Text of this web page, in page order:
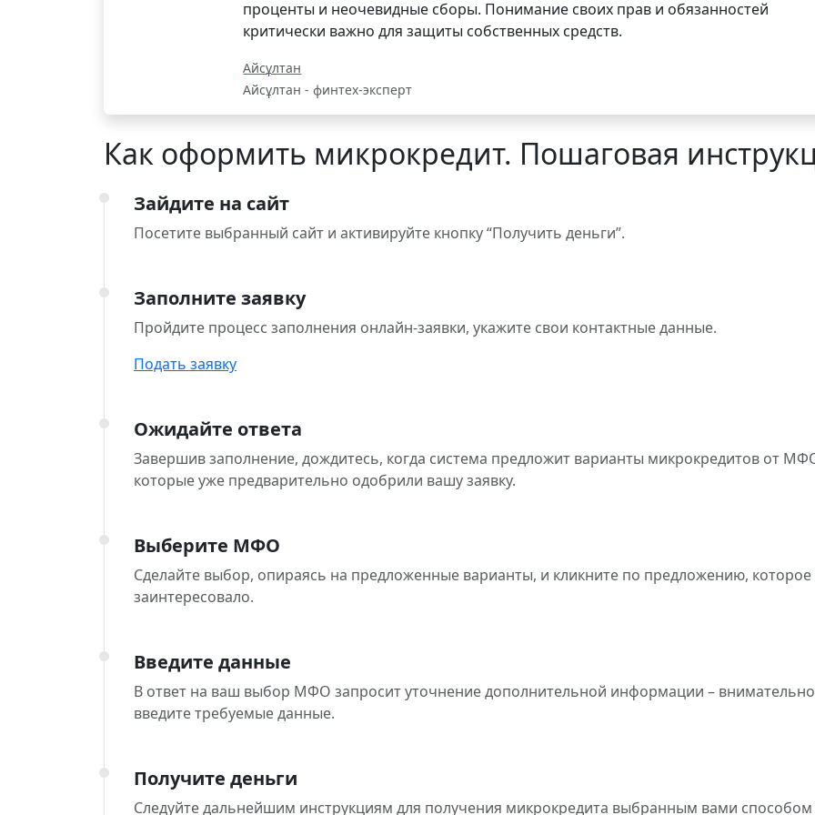
проценты и неочевидные сборы. Понимание своих прав и обязанностей
критически важно для защиты собственных средств.
Айсұлтан
Айсұлтан - финтех-эксперт
Как оформить микрокредит. Пошаговая
Зайдите на сайт
Посетите выбранный сайт и активируйте кнопку “Получить деньги”.
Заполните заявку
Пройдите процесс заполнения онлайн-заявки, укажите свои контактные данные.
Подать заявку
Ожидайте ответа
Завершив заполнение, дождитесь, когда система предложит варианты микрокредитов от
которые уже предварительно одобрили вашу заявку.
Выберите МФО
Сделайте выбор, опираясь на предложенные варианты, и кликните по предложению, которое
заинтересовало.
Введите данные
В ответ на ваш выбор МФО запросит уточнение дополнительной информации – внимательно
введите требуемые данные.
Получите деньги
Следуйте дальнейшим инструкциям для получения микрокредита выбранным вами способом